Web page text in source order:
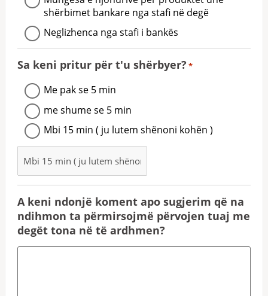
shërbimet bankare nga stafi në degë
Neglizhenca nga stafi i bankës
Sa keni pritur për t'u shërbyer? *
Me pak se 5 min
me shume se 5 min
Mbi 15 min ( ju lutem shënoni kohën )
A keni ndonjë koment apo sugjerim që na
ndihmon ta përmirsojmë përvojen tuaj me
degët tona në të ardhmen?